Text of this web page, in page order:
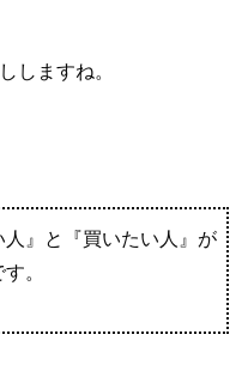
しますね。
人』と『買いたい人』が
。